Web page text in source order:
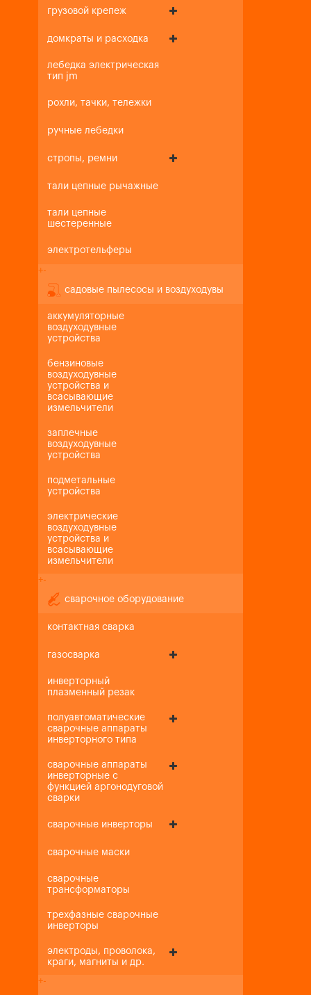
грузовой крепеж
домкраты и расходка
лебедка электрическая
тип jm
рохли, тачки, тележки
ручные лебедки
стропы, ремни
тали цепные рычажные
тали цепные
шестеренные
электротельферы
+-
садовые пылесосы и воздуходувы
аккумуляторные
воздуходувные
устройства
бензиновые
воздуходувные
устройства и
всасывающие
измельчители
заплечные
воздуходувные
устройства
подметальные
устройства
электрические
воздуходувные
устройства и
всасывающие
измельчители
+-
сварочное оборудование
контактная сварка
газосварка
инверторный
плазменный резак
полуавтоматические
сварочные аппараты
инверторного типа
сварочные аппараты
инверторные с
функцией аргонодуговой
сварки
сварочные инверторы
сварочные маски
сварочные
трансформаторы
трехфазные сварочные
инверторы
электроды, проволока,
краги, магниты и др.
+-